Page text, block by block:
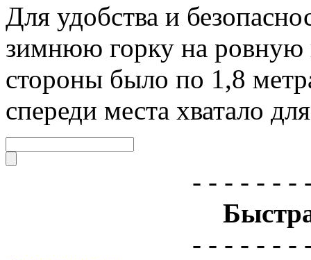
Для удобства и
зимнюю горку на ровную
стороны было по 1,8
спереди места хватало
- - - - - - -
- - - - - - -